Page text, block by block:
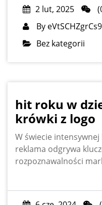
2 lut, 2025
By
Bez kategorii
hit roku w
krówki z logo
W świecie
reklama odgrywa
rozpoznawalności